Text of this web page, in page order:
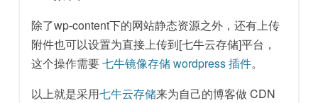
除了wp-content下的网站静态资源之外，还有上传
附件也可以设置为直接上传到[七牛云存储]平台，
这个操作需要七牛镜像存储 wordpress 插件。
以上就是采用七牛云存储来为自己的博客做 CDN